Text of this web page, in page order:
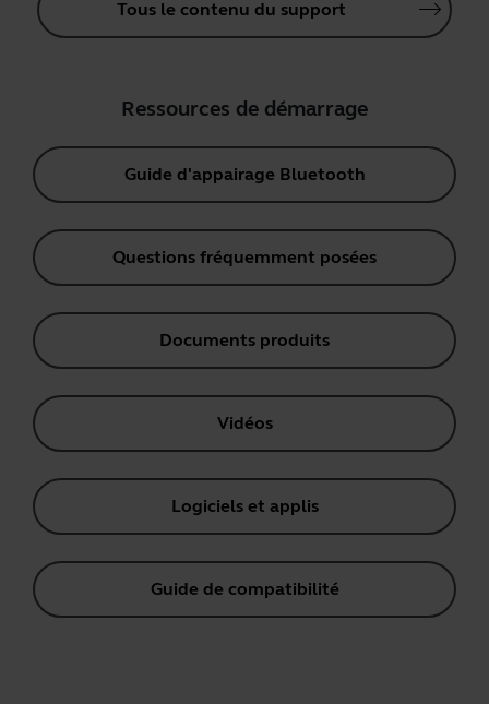
Tous le contenu du support
Ressources de démarrage
Guide d'appairage Bluetooth
Questions fréquemment posées
Documents produits
Vidéos
Logiciels et applis
Guide de compatibilité